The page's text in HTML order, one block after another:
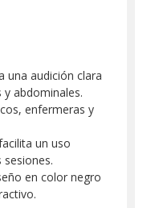
una audición clara
abdominales.
enfermeras y
un uso
en color negro